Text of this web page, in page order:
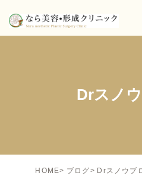
Drスノ
HOME ブログ Drスノウブ